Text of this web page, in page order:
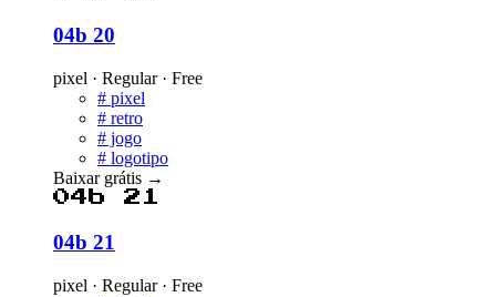
04b 20
pixel · Regular · Free
# pixel
# retro
# jogo
# logotipo
Baixar grátis →
04b 21
04b 21
pixel · Regular · Free